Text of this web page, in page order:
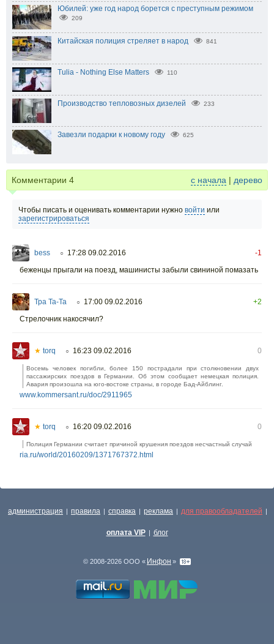
Юбилей: уже год народ борется с преступным режимом
209
Китайская полиция стреляет в народ 841
Tulia - Nothing Else Matters 110
Производство тепловозных дизелей 233
Завезли подарки к новому году 625
Комментарии 4 с начала | дерево
Чтобы писать и оценивать комментарии нужно войти или
зарегистрироваться
bess ○ 17:28 09.02.2016
-1
беженцы прыгали на поезд, машинисты забыли свининой помазать
Тра Та-Та ○ 17:00 09.02.2016
+2
Стрелочник накосячил?
★ torq ○ 16:23 09.02.2016 0
Восемь человек погибли, более 150 пострадали при столкновении двух
пассажирских поездов в Германии. Об этом сообщает немецкая полиция.
Авария произошла на юго-востоке страны, в городе Бад-Айблинг.
www.kommersant.ru/doc/2911965
★ torq ○ 16:20 09.02.2016 0
Полиция Германии считает причиной крушения поездов несчастный случай
ria.ru/world/20160209/1371767372.html
администрация | правила | справка | реклама | для правообладателей |
оплата VIP | блог
© 2008-2026 ООО « Инфон »